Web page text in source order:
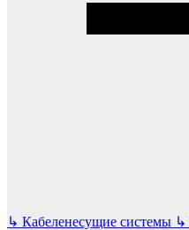
↳ Кабеленесущие системы ↳